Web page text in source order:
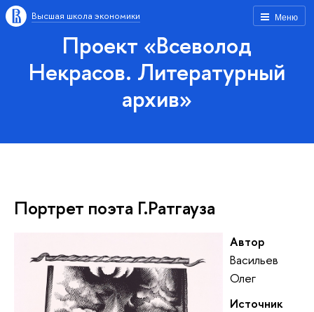
Меню
Высшая школа экономики
Проект «Всеволод
Некрасов. Литературный
архив»
Портрет поэта Г.Ратгауза
Автор
Васильев
Олег
Источник